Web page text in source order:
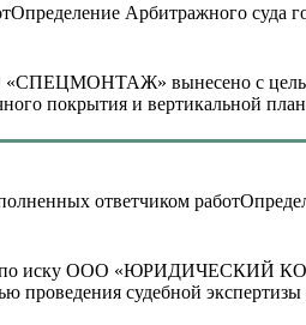
Определение Арбитражного суда
вынесено с целью
покрытия и вертикальной
18 по иску ООО
судебной экспертизы